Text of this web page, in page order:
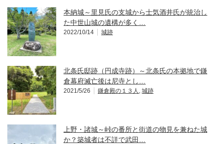
本納城～里見氏の支城から士気酒井氏が統治し
た中世山城の遺構が多く…
2022/10/14 城跡
北条氏邸跡（円成寺跡）～北条氏の本拠地で鎌
倉幕府滅亡後は尼寺とし…
2021/5/26 鎌倉殿の１３人 , 城跡
上野・諸城～峠の番所と街道の物見を兼ねた城
か？築城者は不詳で武田…